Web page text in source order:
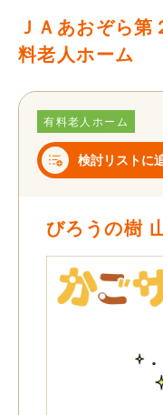
ＪＡあおぞら
料老人ホーム
有料老人ホーム
検討リストに
びろうの樹